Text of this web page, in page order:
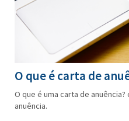
O que é carta de
O que é uma carta de
anuência.